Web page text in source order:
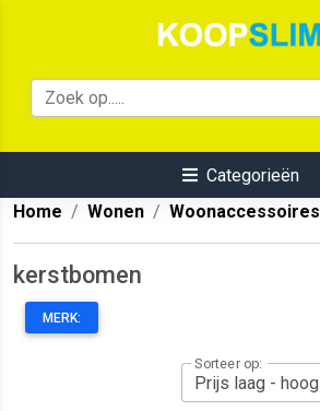
Categorieën
Home
Wonen Woonaccessoires
kerstbomen
MERK:
Sorteer op: